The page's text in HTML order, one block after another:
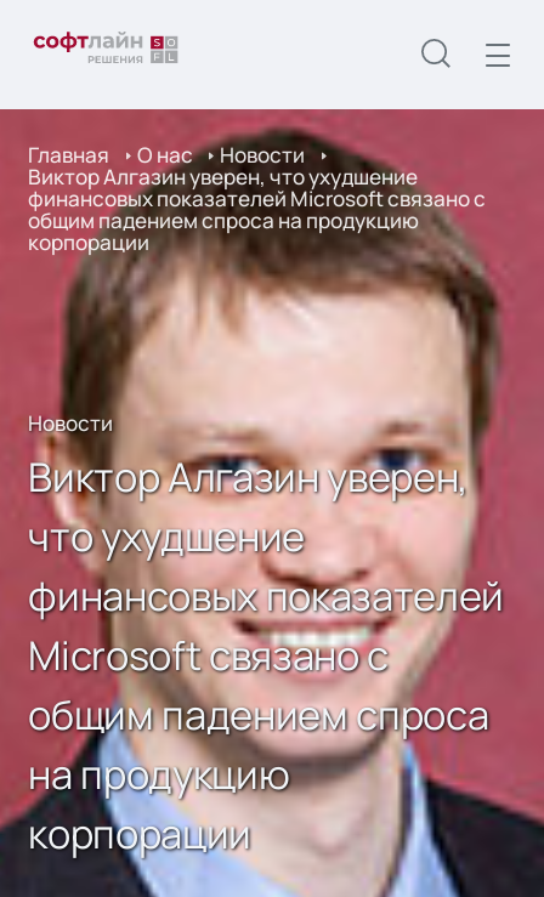
Главная О нас Новости
Виктор Алгазин уверен, что ухудшение
финансовых показателей Microsoft связано с
общим падением спроса на продукцию
корпорации
Новости
Виктор Алгазин уверен,
что ухудшение
финансовых показателей
Microsoft связано с
общим падением спроса
на продукцию
корпорации